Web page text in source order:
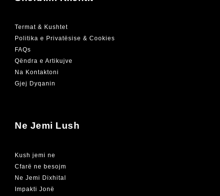
Termat & Kushtet
Politika e Privatësise & Cookies
FAQs
Qëndra e Artikujve
Na Kontaktoni
Gjej Dyqanin
Ne Jemi Lush
Kush jemi ne
Cfarë ne besojm
Ne Jemi Dixhital
Impakti Jonë